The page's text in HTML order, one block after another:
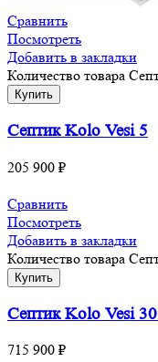
Сравнить
Посмотреть
Добавить в закладки
Количество товара
Купить
Септик Kolo Vesi 5
205 900 ₽
Сравнить
Посмотреть
Добавить в закладки
Количество товара
Купить
Септик Kolo Vesi
715 900 ₽